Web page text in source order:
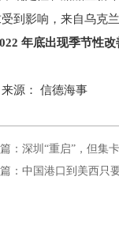
到影响，来自乌克
年底出现季节性改
来源： 信德海事
：深圳“重启”，但集
：中国港口到美西只